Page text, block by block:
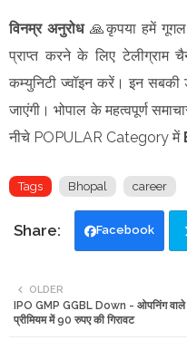
विनम्र अनुरोध 🙏कृपया हमें
प्राप्त करने के लिए टेलीग्राम
कम्युनिटी ज्वॉइन करें। इन
जाएंगी। भोपाल के महत्वपूर्ण
नीचे POPULAR Category में
Tags Bhopal career
Facebook
OLDER
IPO GMP GGBL Down - ओपनिंग वाले
प्रीमियम में 90 रुपए की गिरावट